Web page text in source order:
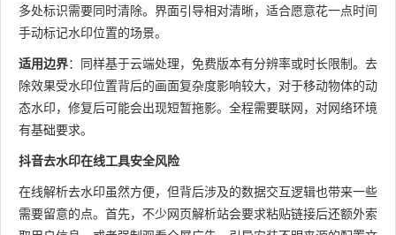
多处标识需要同时清除。界面引导相对清晰，适合愿意花一点时间
手动标记水印位置的场景。
适用边界：同样基于云端处理，免费版本有分辨率或时长限制。去
除效果受水印位置背后的画面复杂度影响较大，对于移动物体的动
态水印，修复后可能会出现短暂拖影。全程需要联网，对网络环境
有基础要求。
抖音去水印在线工具安全风险
在线解析去水印虽然方便，但背后涉及的数据交互逻辑也带来一些
需要留意的点。首先，不少网页解析站会要求粘贴链接后还额外索